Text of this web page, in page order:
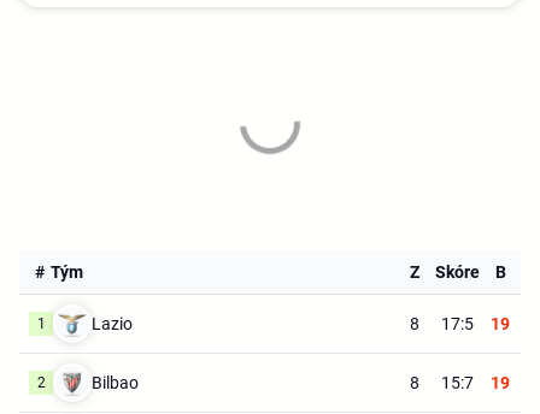
# Tým Z Skóre B
1 Lazio 8 17:5 19
2 Bilbao 8 15:7 19